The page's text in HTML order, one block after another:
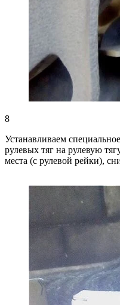
8
Устанавливаем
рулевых тяг на рулевую
места (с рулевой рейки),